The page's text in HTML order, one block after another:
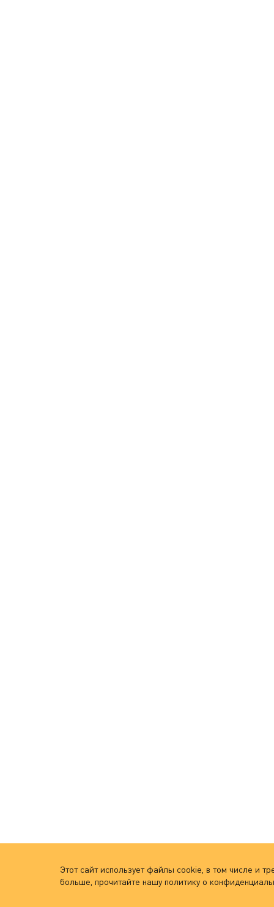
Этот сайт использует файлы cookie, в том числе и
больше, прочитайте нашу политику о